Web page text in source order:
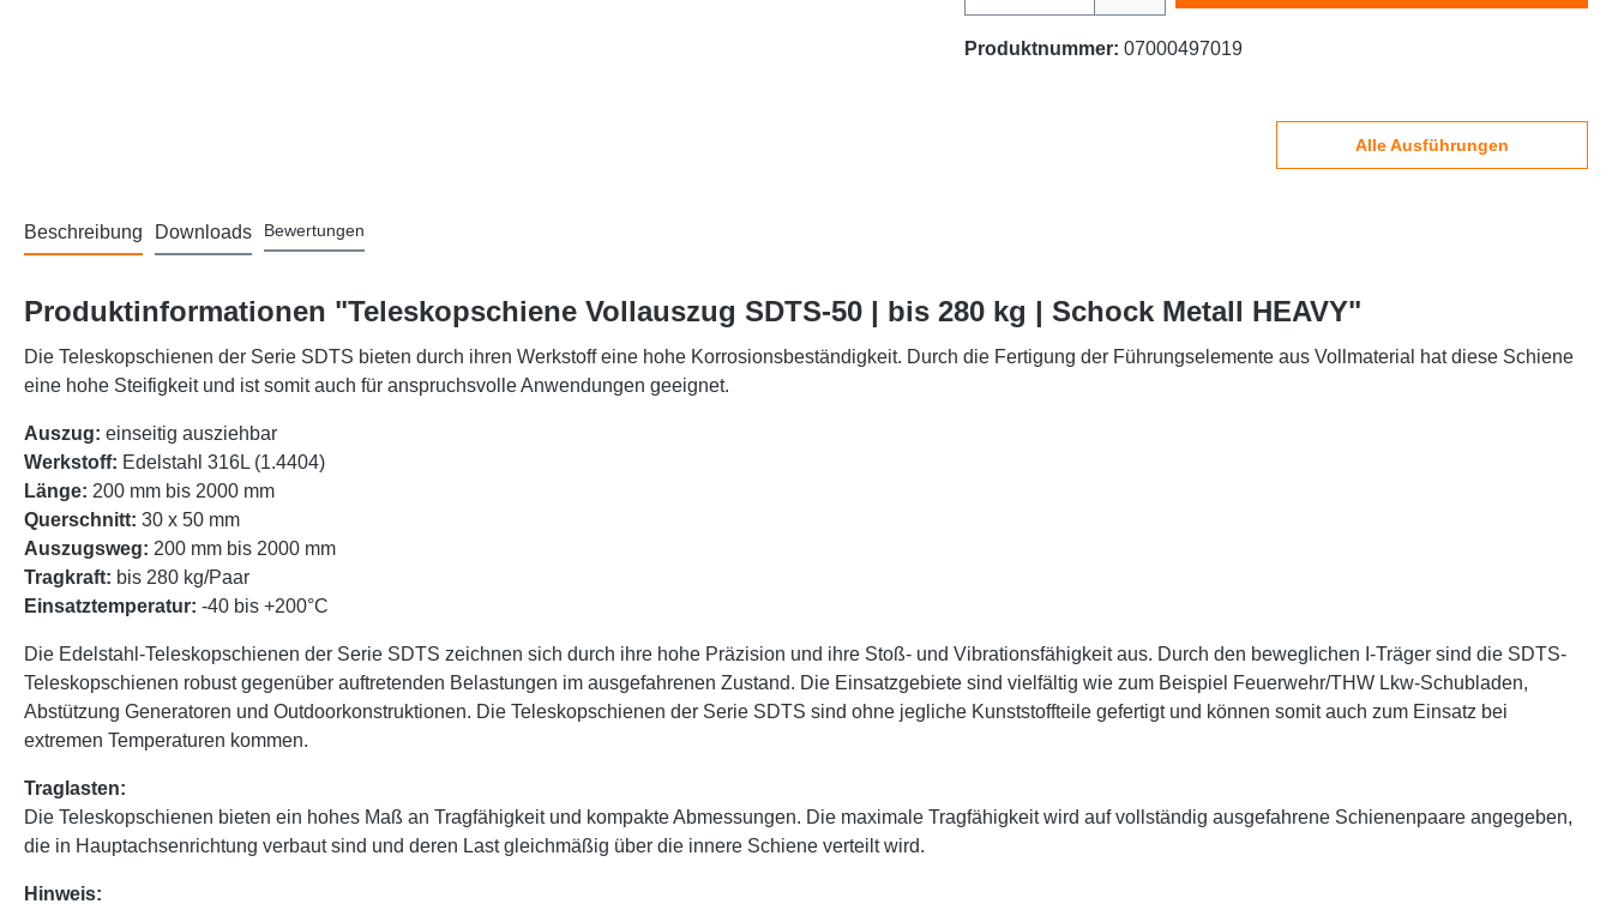
Produktnummer: 07000497019
Alle Ausführungen
Beschreibung Downloads Bewertungen
Produktinformationen "Teleskopschiene Vollauszug SDTS-50 | bis 280 kg | Schock Metall HEAVY"
Die Teleskopschienen der Serie SDTS bieten durch ihren Werkstoff eine hohe Korrosionsbeständigkeit. Durch die Fertigung der Führungselemente aus Vollmaterial hat diese Schiene
eine hohe Steifigkeit und ist somit auch für anspruchsvolle Anwendungen geeignet.
Auszug: einseitig ausziehbar
Werkstoff: Edelstahl 316L (1.4404)
Länge: 200 mm bis 2000 mm
Querschnitt: 30 x 50 mm
Auszugsweg: 200 mm bis 2000 mm
Tragkraft: bis 280 kg/Paar
Einsatztemperatur: -40 bis +200°C
Die Edelstahl-Teleskopschienen der Serie SDTS zeichnen sich durch ihre hohe Präzision und ihre Stoß- und Vibrationsfähigkeit aus. Durch den beweglichen I-Träger sind die SDTS-
Teleskopschienen robust gegenüber auftretenden Belastungen im ausgefahrenen Zustand. Die Einsatzgebiete sind vielfältig wie zum Beispiel Feuerwehr/THW Lkw-Schubladen,
Abstützung Generatoren und Outdoorkonstruktionen. Die Teleskopschienen der Serie SDTS sind ohne jegliche Kunststoffteile gefertigt und können somit auch zum Einsatz bei
extremen Temperaturen kommen.
Traglasten:
Die Teleskopschienen bieten ein hohes Maß an Tragfähigkeit und kompakte Abmessungen. Die maximale Tragfähigkeit wird auf vollständig ausgefahrene Schienenpaare angegeben,
die in Hauptachsenrichtung verbaut sind und deren Last gleichmäßig über die innere Schiene verteilt wird.
Hinweis: